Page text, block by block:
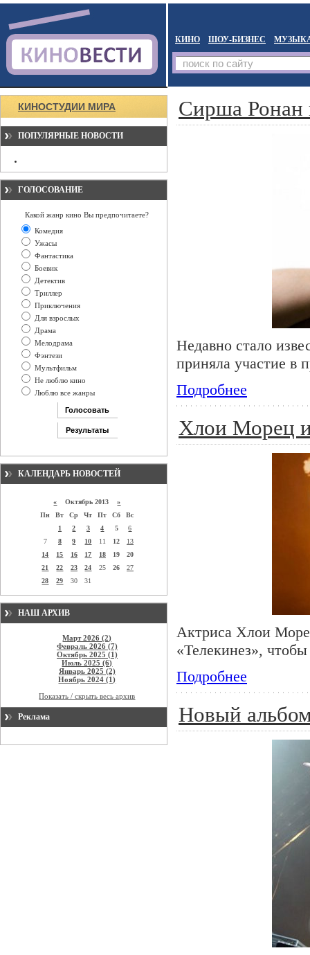
КИНО ШОУ-БИЗНЕС
КИНОСТУДИИ МИРА
ПОПУЛЯРНЫЕ НОВОСТИ
ГОЛОСОВАНИЕ
Какой жанр кино Вы предпочитаете?
Комедия
Ужасы
Фантастика
Боевик
Детектив
Триллер
Приключения
Для взрослых
Драма
Мелодрама
Фэнтези
Мультфильм
Не люблю кино
Люблю все жанры
КАЛЕНДАРЬ НОВОСТЕЙ
« Октябрь 2013»
Пн
Вт Ср Чт Пт Сб
Вс
1
2 3 4 5
6
7
8 9 10 11 12
13
14
15 16 17 18 19
20
21
22 23 24 25 26
27
28
29 30 31
НАШ АРХИВ
Март 2026 (2)
Февраль 2026 (7)
Октябрь 2025 (1)
Июль 2025 (6)
Январь 2025 (2)
Ноябрь 2024 (1)
Показать / скрыть весь архив
Реклама
Сирша Ронан
Недавно стало
приняла участие в
Подробнее
Хлои Морец
Актриса Хлои
«Телекинез»,
Подробнее
Новый